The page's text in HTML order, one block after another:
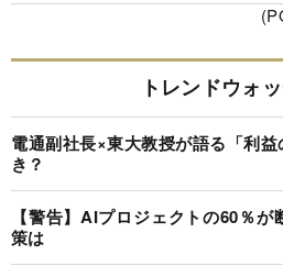
トレンドウォ
電通副社長×東大教授が語る「利
き？
【警告】AIプロジェクトの60％
策は